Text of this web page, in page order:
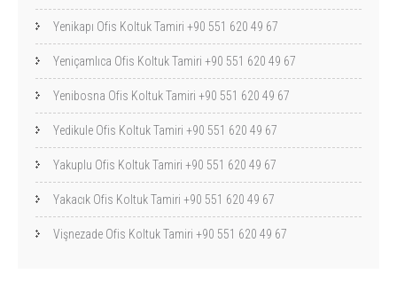
Yenikapı Ofis Koltuk Tamiri +90 551 620 49 67
Yeniçamlıca Ofis Koltuk Tamiri +90 551 620 49 67
Yenibosna Ofis Koltuk Tamiri +90 551 620 49 67
Yedikule Ofis Koltuk Tamiri +90 551 620 49 67
Yakuplu Ofis Koltuk Tamiri +90 551 620 49 67
Yakacık Ofis Koltuk Tamiri +90 551 620 49 67
Vişnezade Ofis Koltuk Tamiri +90 551 620 49 67